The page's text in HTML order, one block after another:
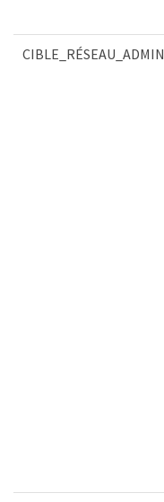
CIBLE_RÉSEAU_ADMIN